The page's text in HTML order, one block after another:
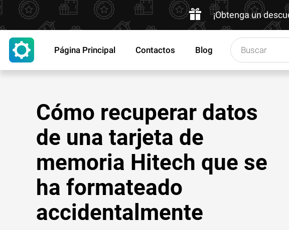
¡Obtenga un
Página Principal Contactos Blog
Cómo recuperar datos
de una tarjeta de
memoria Hitech que se
ha formateado
accidentalmente